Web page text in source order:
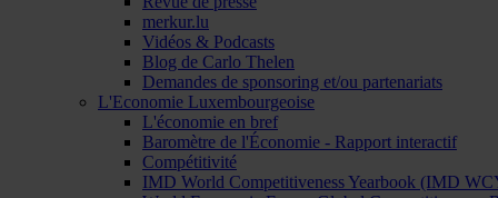
merkur.lu
Vidéos & Podcasts
Blog de Carlo Thelen
Demandes de sponsoring et/ou partenariats
L'Economie Luxembourgeoise
L'économie en bref
Baromètre de l'Économie - Rapport interactif
Compétitivité
IMD World Competitiveness Yearbook (IMD